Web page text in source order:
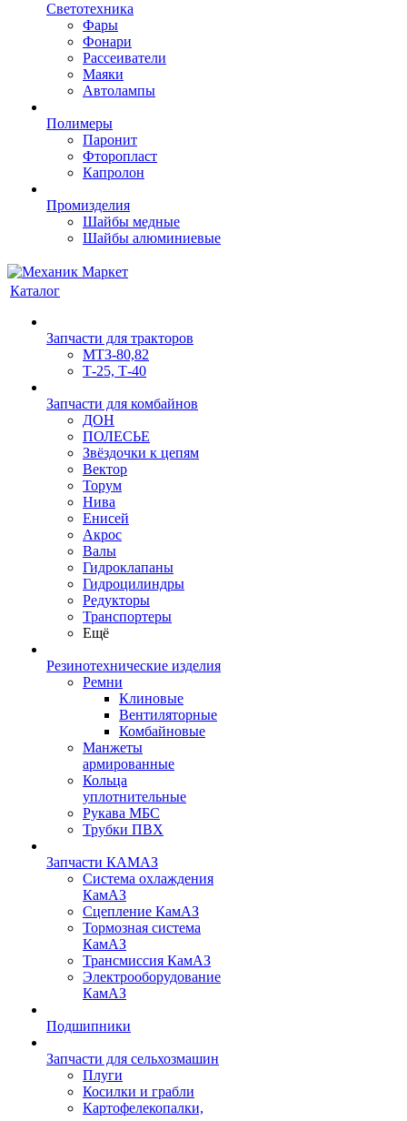
Светотехника
Фары
Фонари
Рассеиватели
Маяки
Автолампы
Полимеры
Паронит
Фторопласт
Капролон
Промизделия
Шайбы медные
Шайбы алюминиевые
Каталог
Запчасти для тракторов
МТЗ-80,82
Т-25, Т-40
Запчасти для комбайнов
ДОН
ПОЛЕСЬЕ
Звёздочки к цепям
Вектор
Торум
Нива
Енисей
Акрос
Валы
Гидроклапаны
Гидроцилиндры
Редукторы
Транспортеры
Ещё
Резинотехнические изделия
Ремни
Клиновые
Вентиляторные
Комбайновые
Манжеты
армированные
Кольца
уплотнительные
Рукава МБС
Трубки ПВХ
Запчасти КАМАЗ
Система охлаждения
КамАЗ
Сцепление КамАЗ
Тормозная система
КамАЗ
Трансмиссия КамАЗ
Электрооборудование
КамАЗ
Подшипники
Запчасти для сельхозмашин
Плуги
Косилки и грабли
Картофелекопалки,